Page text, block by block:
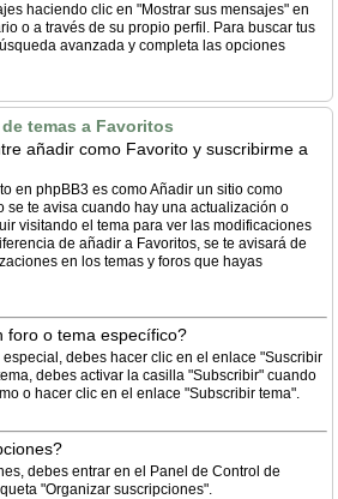
haciendo clic en "Mostrar sus mensajes" en
o a través de su propio perfil. Para buscar tus
avanzada y completa las opciones
temas a Favoritos
añadir como Favorito y suscribirme a
en phpBB3 es como Añadir un sitio como
se te avisa cuando hay una actualización o
visitando el tema para ver las modificaciones
de añadir a Favoritos, se te avisará de
en los temas y foros que hayas
foro o tema específico?
debes hacer clic en el enlace "Suscribir
debes activar la casilla "Subscribir" cuando
o hacer clic en el enlace "Subscribir tema".
debes entrar en el Panel de Control de
"Organizar suscripciones".